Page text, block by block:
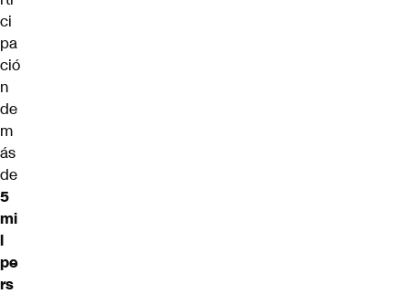
ci
pa
ció
n
de
m
ás
de
5
mi
l
pe
rs